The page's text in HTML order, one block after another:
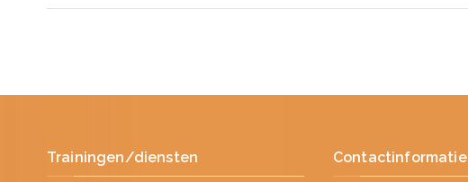
navigatie
Trainingen/diensten Contactinformatie